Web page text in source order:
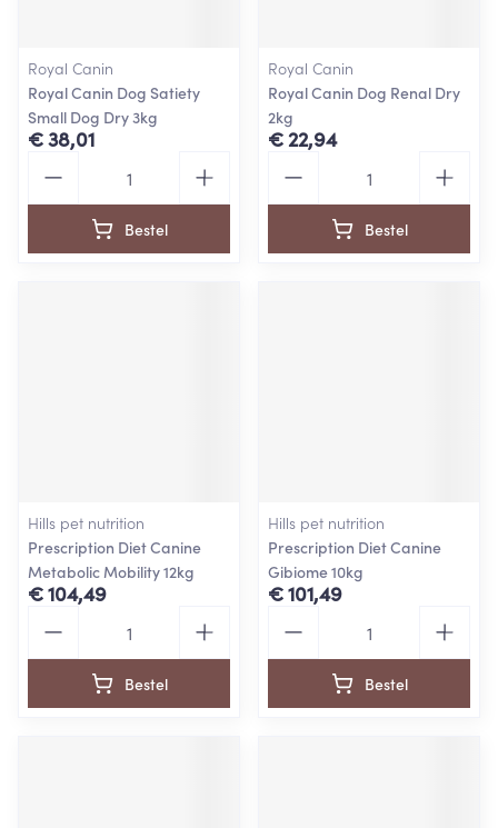
Royal Canin
Royal Canin Dog Satiety
Small Dog Dry 3kg
€ 38,01
Bestel
Royal Canin
Royal Canin Dog Renal Dry
2kg
€ 22,94
Bestel
Hills pet nutrition
Prescription Diet Canine
Metabolic Mobility 12kg
€ 104,49
Bestel
Hills pet nutrition
Prescription Diet Canine
Gibiome 10kg
€ 101,49
Bestel